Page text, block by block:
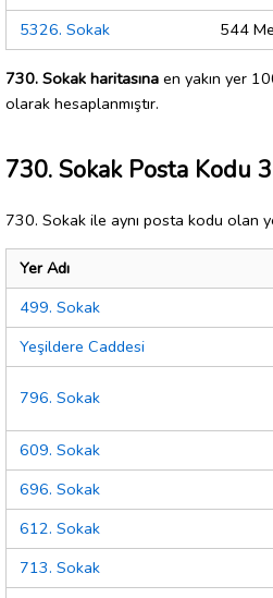
5326. Sokak
544
730. Sokak haritasına en yakın yer
olarak hesaplanmıştır.
730. Sokak Posta Kodu
730. Sokak ile aynı posta kodu olan
Yer Adı
499. Sokak
Yeşildere Caddesi
796. Sokak
609. Sokak
696. Sokak
612. Sokak
713. Sokak